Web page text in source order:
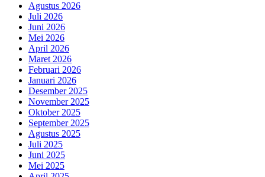
Agustus 2026
Juli 2026
Juni 2026
Mei 2026
April 2026
Maret 2026
Februari 2026
Januari 2026
Desember 2025
November 2025
Oktober 2025
September 2025
Agustus 2025
Juli 2025
Juni 2025
Mei 2025